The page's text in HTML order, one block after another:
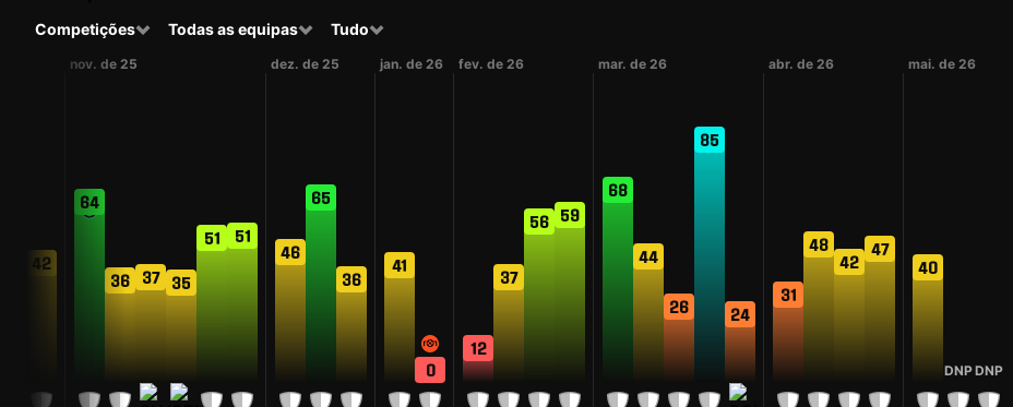
Competições Todas as equipas Tudo
42
nov. de 25
64
36 37 35
51 51
dez. de 25
46
65
36
jan. de 26
41
0
fev. de 26
12
37
56 59
mar. de 26
68
44
26
85
24
abr. de 26
31
48
42
47
mai. de 26
40
DNPDNP